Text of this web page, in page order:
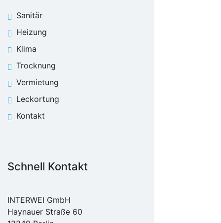
Sanitär
Heizung
Klima
Trocknung
Vermietung
Leckortung
Kontakt
Schnell Kontakt
INTERWEI GmbH
Haynauer Straße 60